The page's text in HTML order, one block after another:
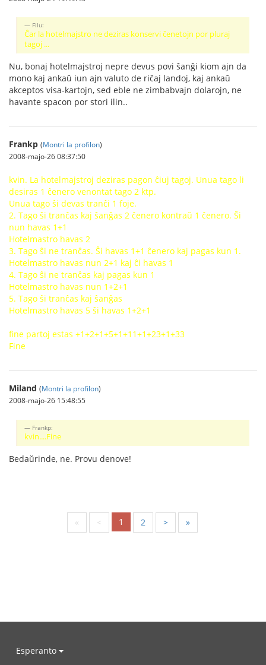
Filu:
Ĉar la hotelmajstro ne deziras konservi ĉenetojn por pluraj
tagoj ...
Nu, bonaj hotelmajstroj nepre devus povi ŝanĝi kiom ajn da
mono kaj ankaŭ iun ajn valuto de riĉaj landoj, kaj ankaŭ
akceptos visa-kartojn, sed eble ne zimbabvajn dolarojn, ne
havante spacon por stori ilin..
Frankp (Montri la profilon)
2008-majo-26 08:37:50
kvin. La hotelmajstroj deziras pagon ĉiuj tagoj. Unua tago li
desiras 1 ĉenero venontat tago 2 ktp.
Unua tago ŝi devas tranĉi 1 foje.
2. Tago ŝi tranĉas kaj ŝanĝas 2 ĉenero kontraŭ 1 ĉenero. Ŝi
nun havas 1+1
Hotelmastro havas 2
3. Tago ŝi ne tranĉas. Ŝi havas 1+1 ĉenero kaj pagas kun 1.
Hotelmastro havas nun 2+1 kaj ĉi havas 1
4. Tago ŝi ne tranĉas kaj pagas kun 1
Hotelmastro havas nun 1+2+1
5. Tago ŝi tranĉas kaj ŝanĝas
Hotelmastro havas 5 ŝi havas 1+2+1
fine partoj estas +1+2+1+5+1+11+1+23+1+33
Fine
Miland (Montri la profilon)
2008-majo-26 15:48:55
Frankp:
kvin....Fine
Bedaŭrinde, ne. Provu denove!
« < 1 2 > »
Esperanto